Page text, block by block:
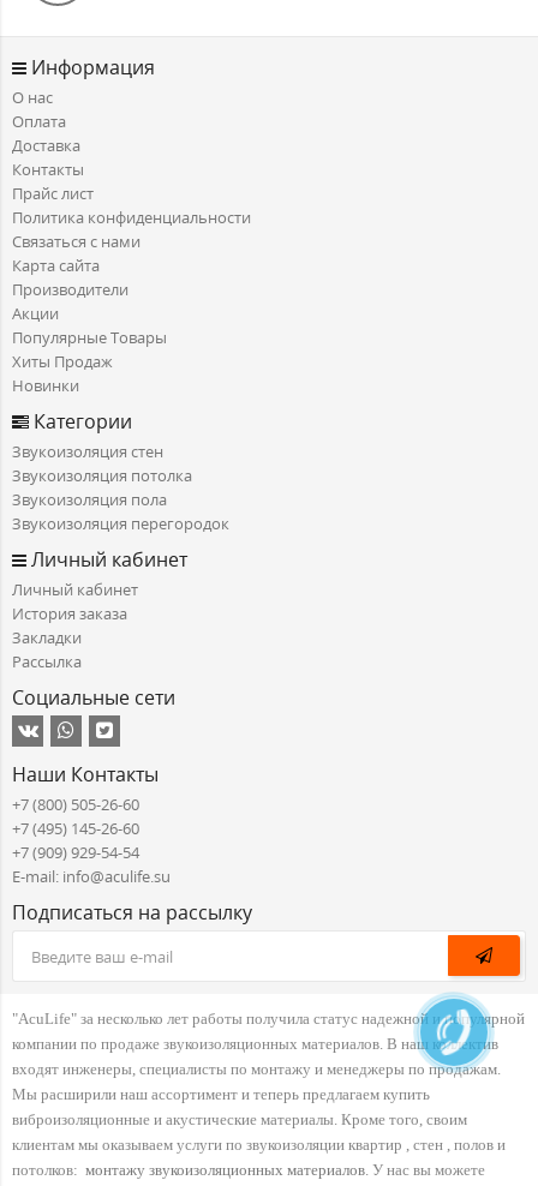
Информация
О нас
Оплата
Доставка
Контакты
Прайс лист
Политика конфиденциальности
Связаться с нами
Карта сайта
Производители
Акции
Популярные Товары
Хиты Продаж
Новинки
Категории
Звукоизоляция стен
Звукоизоляция потолка
Звукоизоляция пола
Звукоизоляция перегородок
Личный кабинет
Личный кабинет
История заказа
Закладки
Рассылка
Социальные сети
Наши Контакты
+7 (800) 505-26-60
+7 (495) 145-26-60
+7 (909) 929-54-54
E-mail: info@aculife.su
Подписаться на рассылку
"AcuLife" за несколько лет работы получила статус надежной и популярной
компании по продаже звукоизоляционных материалов. В наш коллектив
входят инженеры, специалисты по монтажу и менеджеры по продажам.
Мы расширили наш ассортимент и теперь предлагаем купить
виброизоляционные и акустические материалы. Кроме того, своим
клиентам мы оказываем услуги по звукоизоляции квартир , стен , полов и
потолков: монтажу звукоизоляционных материалов. У нас вы можете